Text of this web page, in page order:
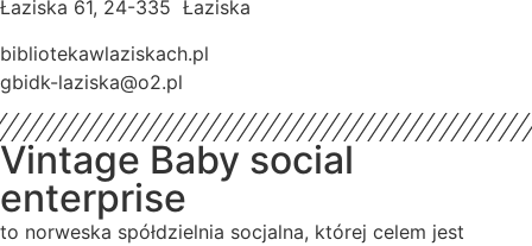
Łaziska 61, 24-335 Łaziska
bibliotekawlaziskach.pl
gbidk-laziska@o2.pl
Vintage Baby social
enterprise
to norweska spółdzielnia socjalna, której celem jest